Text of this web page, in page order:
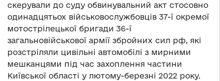
скерували до суду обвинувальний акт стосовно
одинадцятьох військовослужбовців 37-ї окремої
мотострілецької бригади 36-ї
загальновійськової армії збройних сил рф, які
розстріляли цивільні автомобілі з мирними
мешканцями під час захоплення частини
Київської області у лютому-березні 2022 року.